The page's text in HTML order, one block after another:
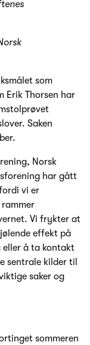
som
Erik Thorsen har
Saken
Norsk
har gått
vi er
Vi frykter at
effekt på
å ta kontakt
sentrale kilder til
saker og
sommeren